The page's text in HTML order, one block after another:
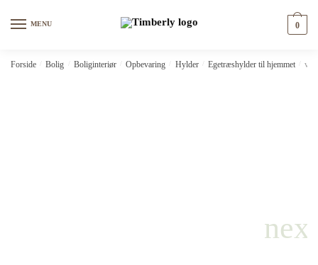
MENU 0
Forside Bolig Boliginteriør Opbevaring Hylder Egetræshylder til hjemmet